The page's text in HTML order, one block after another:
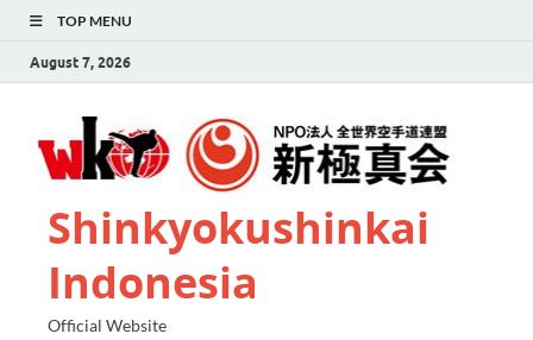
TOP MENU
August 7, 2026
Shinkyokushinkai
Indonesia
Official Website